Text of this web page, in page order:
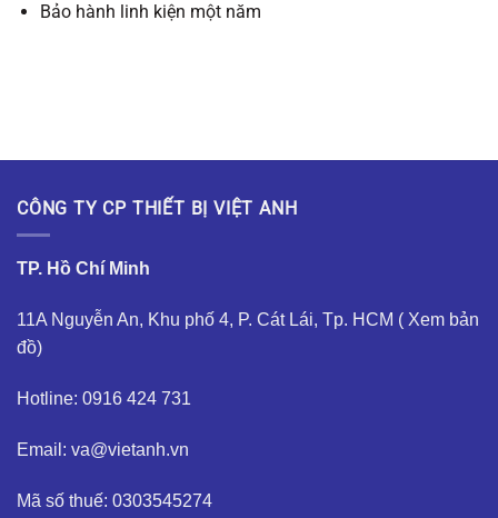
Bảo hành linh kiện một năm
CÔNG TY CP THIẾT BỊ VIỆT ANH
TP. Hồ Chí Minh
11A Nguyễn An, Khu phố 4, P. Cát Lái, Tp. HCM ( Xem bản
đồ)
Hotline: 0916 424 731
Email: va@vietanh.vn
Mã số thuế: 0303545274